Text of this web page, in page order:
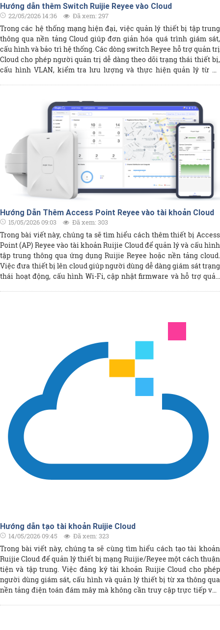
Hướng dẫn thêm Switch Ruijie Reyee vào Cloud
22/05/2026 14:36 Đã xem: 297
Trong các hệ thống mạng hiện đại, việc quản lý thiết bị tập trung
thông qua nền tảng Cloud giúp đơn giản hóa quá trình giám sát,
cấu hình và bảo trì hệ thống. Các dòng switch Reyee hỗ trợ quản trị
Cloud cho phép người quản trị dễ dàng theo dõi trạng thái thiết bị,
cấu hình VLAN, kiểm tra lưu lượng và thực hiện quản lý từ xa
cấu hình ban đầu cần thiết để thiết bị hoạt động ổn định trong hệ
thống mạng. Nội dung bao gồm việc chuẩn bị thiết bị, kết nối
switch với Internet, thêm thiết bị vào tài khoản Cloud, cũng như
các bước cấu hình cơ bản như đặt tên thiết bị, đổi mật khẩu quản
trị, cấu hình VLAN và kiểm tra trạng thái hoạt động. Sau khi hoàn
tất hướng dẫn, người dùng có thể quản lý switch tập trung thông
qua nền tảng Cloud của Reyee, giúp việc vận hành và mở rộng hệ
thống mạng trở nên thuận tiện và hiệu quả hơn.
Hướng Dẫn Thêm Access Point Reyee vào tài khoản Cloud
15/05/2026 09:03 Đã xem: 303
Trong bài viết này, chúng ta sẽ tìm hiểu cách thêm thiết bị Access
Point (AP) Reyee vào tài khoản Ruijie Cloud để quản lý và cấu hình
tập trung thông qua ứng dụng Ruijie Reyee hoặc nền tảng cloud.
Việc đưa thiết bị lên cloud giúp người dùng dễ dàng giám sát trạng
thái hoạt động, cấu hình Wi-Fi, cập nhật firmware và hỗ trợ quản
Hướng dẫn tạo tài khoản Ruijie Cloud
14/05/2026 09:45 Đã xem: 323
Trong bài viết này, chúng ta sẽ cùng tìm hiểu cách tạo tài khoản
Ruijie Cloud để quản lý thiết bị mạng Ruijie/Reyee một cách thuận
tiện và tập trung. Việc đăng ký tài khoản Ruijie Cloud cho phép
người dùng giám sát, cấu hình và quản lý thiết bị từ xa thông qua
nền tảng điện toán đám mây mà không cần truy cập trực tiếp vào